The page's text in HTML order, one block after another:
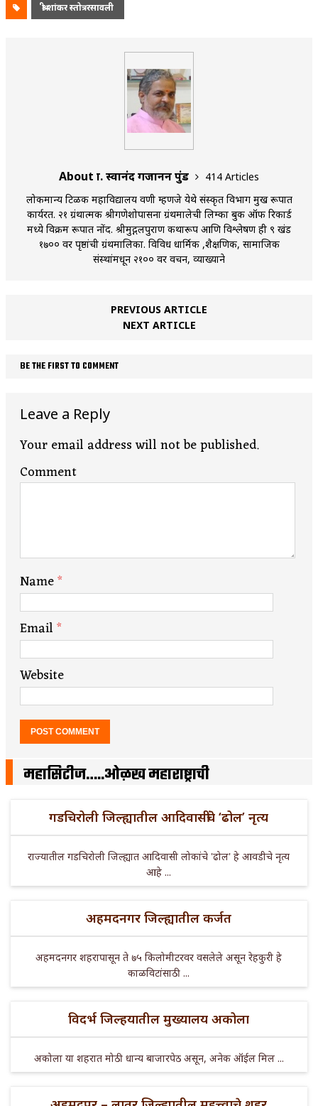
श्री शांकर स्तोत्ररसावली
About प्रा. स्वानंद गजानन पुंड
414 Articles
लोकमान्य टिळक महाविद्यालय वणी म्हणजे येथे संस्कृत विभाग प्रमुख रूपात
कार्यरत. २१ ग्रंथात्मक श्रीगणेशोपासना ग्रंथमालेची लिम्का बुक ऑफ रिकार्ड
मध्ये विक्रम रूपात नोंद. श्रीमुद्गलपुराण कथारूप आणि विश्लेषण ही ९ खंड
१७०० वर पृष्ठांची ग्रंथमालिका. विविध धार्मिक ,शैक्षणिक, सामाजिक
संस्थांमधून २१०० वर प्रवचन, व्याख्याने
PREVIOUS ARTICLE
NEXT ARTICLE
BE THE FIRST TO COMMENT
Leave a Reply
Your email address will not be published.
Comment
Name*
Email*
Website
महासिटीज…..ओळख महाराष्ट्राची
गडचिरोली जिल्ह्यातील आदिवासींचे ‘ढोल’ नृत्य
राज्यातील गडचिरोली जिल्ह्यात आदिवासी लोकांचे 'ढोल' हे आवडीचे नृत्य
आहे ...
अहमदनगर जिल्ह्यातील कर्जत
अहमदनगर शहरापासून ते ७५ किलोमीटरवर वसलेले असून रेहकुरी हे
काळविटांसाठी ...
विदर्भ जिल्हयातील मुख्यालय अकोला
अकोला या शहरात मोठी धान्य बाजारपेठ असून, अनेक ऑईल मिल ...